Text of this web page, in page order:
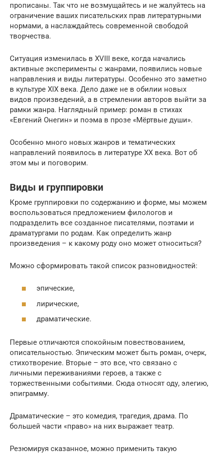
прописаны. Так что не возмущайтесь и не жалуйтесь на
ограничение ваших писательских прав литературными
нормами, а наслаждайтесь современной свободой
творчества.
Ситуация изменилась в XVIII веке, когда начались
активные эксперименты с жанрами, появились новые
направления и виды литературы. Особенно это заметно
в культуре XIX века. Дело даже не в обилии новых
видов произведений, а в стремлении авторов выйти за
рамки жанра. Наглядный пример: роман в стихах
«Евгений Онегин» и поэма в прозе «Мёртвые души».
Особенно много новых жанров и тематических
направлений появилось в литературе XX века. Вот об
этом мы и поговорим.
Виды и группировки
Кроме группировки по содержанию и форме, мы можем
воспользоваться предложением филологов и
подразделить все созданное писателями, поэтами и
драматургами по родам. Как определить жанр
произведения – к какому роду оно может относиться?
Можно сформировать такой список разновидностей:
эпические,
лирические,
драматические.
Первые отличаются спокойным повествованием,
описательностью. Эпическим может быть роман, очерк,
стихотворение. Вторые – это все, что связано с
личными переживаниями героев, а также с
торжественными событиями. Сюда относят оду, элегию,
эпиграмму.
Драматические – это комедия, трагедия, драма. По
большей части «право» на них выражает театр.
Резюмируя сказанное, можно применить такую